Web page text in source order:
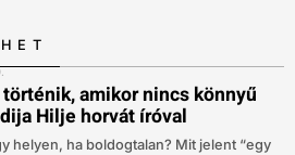
amikor nincs könnyű
Hilje horvát íróval
helyen, ha boldogtalan? Mit jelent “egy